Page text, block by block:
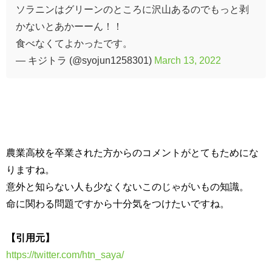
ソラニンはグリーンのところに沢山あるのでもっと剥
かないとあかーーん！！
食べなくてよかったです。
— キジトラ (@syojun1258301) March 13, 2022
農業高校を卒業された方からのコメントがとてもためにな
りますね。
意外と知らない人も少なくないこのじゃがいもの知識。
命に関わる問題ですから十分気をつけたいですね。
【引用元】
https://twitter.com/htn_saya/